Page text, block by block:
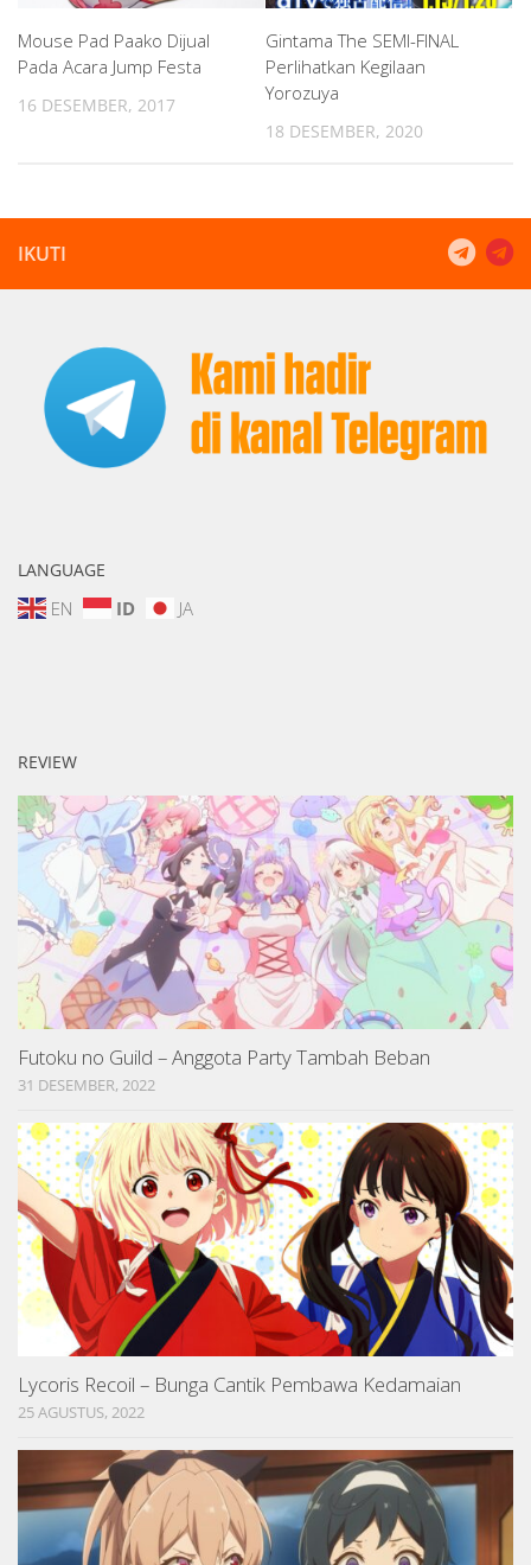
Mouse Pad Paako Dijual
Pada Acara Jump Festa
16 DESEMBER, 2017
Gintama The SEMI-FINAL
Perlihatkan Kegilaan
Yorozuya
18 DESEMBER, 2020
IKUTI
LANGUAGE
EN ID JA
REVIEW
Futoku no Guild – Anggota Party Tambah Beban
31 DESEMBER, 2022
Lycoris Recoil – Bunga Cantik Pembawa Kedamaian
25 AGUSTUS, 2022